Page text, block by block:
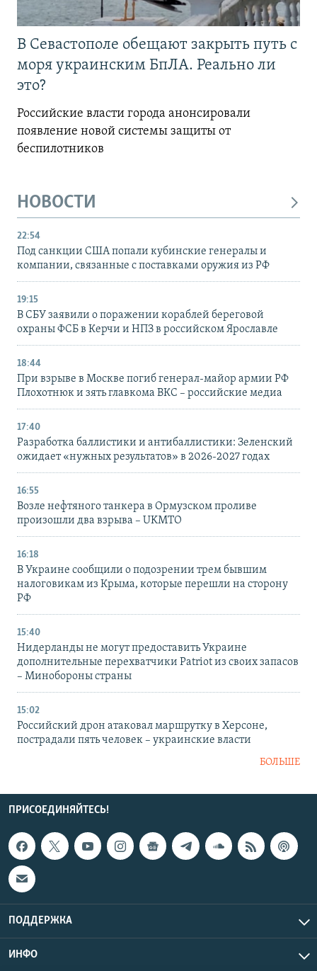
В Севастополе обещают закрыть путь с
моря украинским БпЛА. Реально ли
это?
Российские власти города анонсировали
появление новой системы защиты от
беспилотников
НОВОСТИ
22:54
Под санкции США попали кубинские генералы и
компании, связанные с поставками оружия из РФ
19:15
В СБУ заявили о поражении кораблей береговой
охраны ФСБ в Керчи и НПЗ в российском Ярославле
18:44
При взрыве в Москве погиб генерал-майор армии РФ
Плохотнюк и зять главкома ВКС – российские медиа
17:40
Разработка баллистики и антибаллистики: Зеленский
ожидает «нужных результатов» в 2026-2027 годах
16:55
Возле нефтяного танкера в Ормузском проливе
произошли два взрыва – UKMTO
16:18
В Украине сообщили о подозрении трем бывшим
налоговикам из Крыма, которые перешли на сторону
РФ
15:40
Нидерланды не могут предоставить Украине
дополнительные перехватчики Patriot из своих запасов
– Минобороны страны
15:02
Российский дрон атаковал маршрутку в Херсоне,
пострадали пять человек – украинские власти
БОЛЬШЕ
ПРИСОЕДИНЯЙТЕСЬ!
ПОДДЕРЖКА
ИНФО